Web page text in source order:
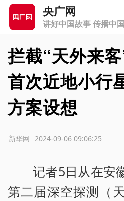
央广网
讲好中国故事 传播中
拦截“天外来
首次近地小行
方案设想
2024-09-06 09:06:25
新华网
记者5日从在安
第二届深空探测（